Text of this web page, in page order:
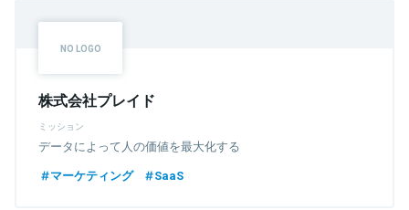
株式会社プレイド
ミッション
データによって人の価値を最大化する
マーケティング
SaaS